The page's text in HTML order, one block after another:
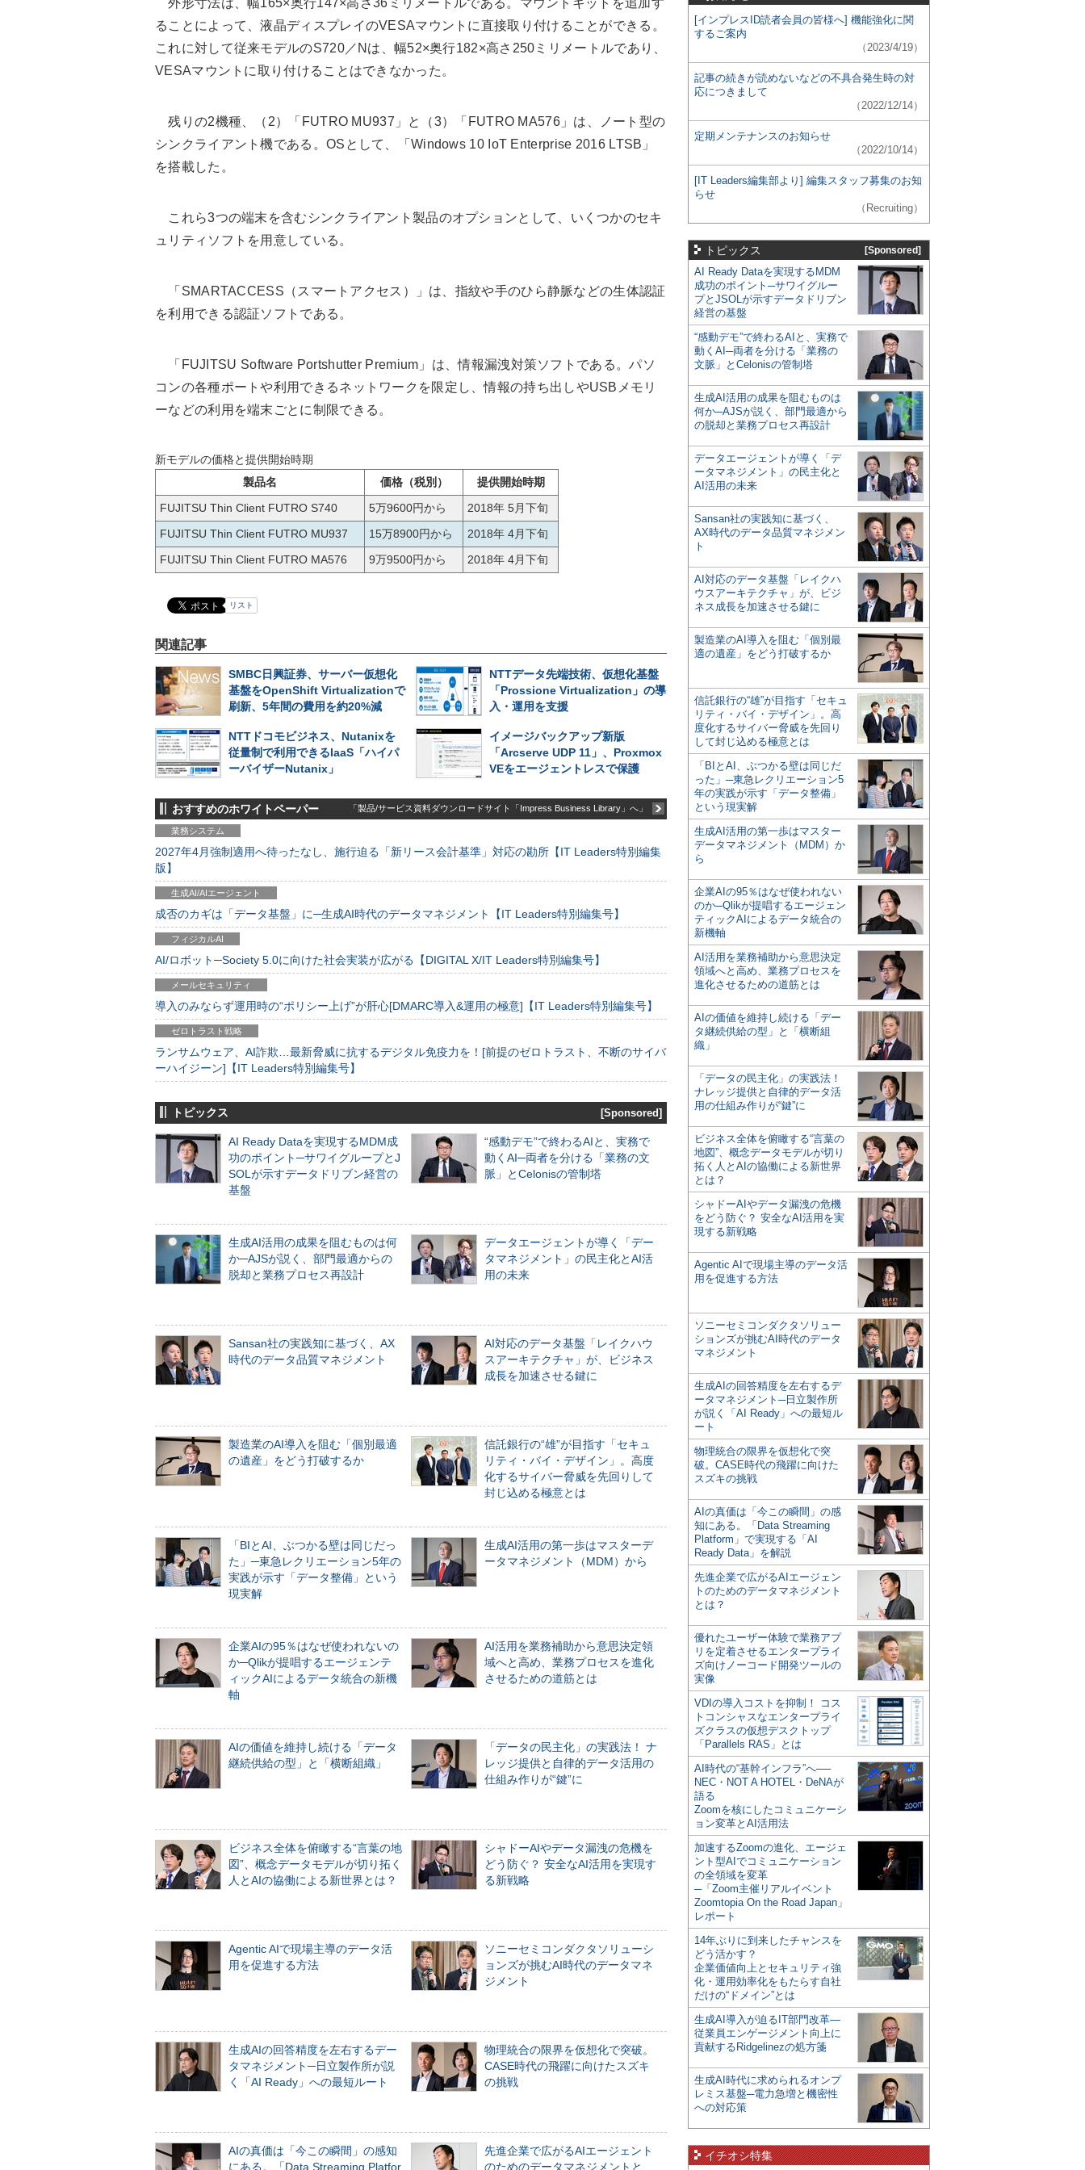
外形寸法は、幅165×奥行147×高さ36ミリメートルである。マウントキットを追加す
ることによって、液晶ディスプレイのVESAマウントに直接取り付けることができる。
これに対して従来モデルのS720／Nは、幅52×奥行182×高さ250ミリメートルであり、
VESAマウントに取り付けることはできなかった。
残りの2機種、（2）「FUTRO MU937」と（3）「FUTRO MA576」は、ノート型の
シンクライアント機である。OSとして、「Windows 10 IoT Enterprise 2016 LTSB」
を搭載した。
これら3つの端末を含むシンクライアント製品のオプションとして、いくつかのセキ
ュリティソフトを用意している。
「SMARTACCESS（スマートアクセス）」は、指紋や手のひら静脈などの生体認証
を利用できる認証ソフトである。
「FUJITSU Software Portshutter Premium」は、情報漏洩対策ソフトである。パソ
コンの各種ポートや利用できるネットワークを限定し、情報の持ち出しやUSBメモリ
ーなどの利用を端末ごとに制限できる。
新モデルの価格と提供開始時期
製品名
価格（税別）
提供開始時期
FUJITSU Thin Client FUTRO S740
5万9600円から
2018年 5月下旬
FUJITSU Thin Client FUTRO MU937
15万8900円から
2018年 4月下旬
FUJITSU Thin Client FUTRO MA576
9万9500円から 2018年 4月下旬
リスト
関連記事
SMBC日興証券、サーバー仮想化
基盤をOpenShift Virtualizationで
刷新、5年間の費用を約20%減
NTTデータ先端技術、仮想化基盤
「Prossione Virtualization」の導
入・運用を支援
NTTドコモビジネス、Nutanixを
従量制で利用できるIaaS「ハイパ
ーバイザーNutanix」
イメージバックアップ新版
「Arcserve UDP 11」、Proxmox
VEをエージェントレスで保護
おすすめのホワイトペーパー 「製品/サービス資料ダウンロードサイト「Impress Business Library」へ」
業務システム
2027年4月強制適用へ待ったなし、施行迫る「新リース会計基準」対応の勘所【IT Leaders特別編集
版】
生成AI/AIエージェント
成否のカギは「データ基盤」に─生成AI時代のデータマネジメント【IT Leaders特別編集号】
フィジカルAI
AI/ロボット─Society 5.0に向けた社会実装が広がる【DIGITAL X/IT Leaders特別編集号】
メールセキュリティ
導入のみならず運用時の“ポリシー上げ”が肝心[DMARC導入&運用の極意]【IT Leaders特別編集号】
ゼロトラスト戦略
ランサムウェア、AI詐欺…最新脅威に抗するデジタル免疫力を！[前提のゼロトラスト、不断のサイバ
ーハイジーン]【IT Leaders特別編集号】
トピックス [Sponsored]
AI Ready Dataを実現するMDM成
功のポイント─サワイグループとJ
SOLが示すデータドリブン経営の
基盤
“感動デモ”で終わるAIと、実務で
動くAI─両者を分ける「業務の文
脈」とCelonisの管制塔
生成AI活用の成果を阻むものは何
か─AJSが説く、部門最適からの
脱却と業務プロセス再設計
データエージェントが導く「デー
タマネジメント」の民主化とAI活
用の未来
Sansan社の実践知に基づく、AX
時代のデータ品質マネジメント
AI対応のデータ基盤「レイクハウ
スアーキテクチャ」が、ビジネス
成長を加速させる鍵に
製造業のAI導入を阻む「個別最適
の遺産」をどう打破するか
信託銀行の“雄”が目指す「セキュ
リティ・バイ・デザイン」。高度
化するサイバー脅威を先回りして
封じ込める極意とは
「BIとAI、ぶつかる壁は同じだっ
た」─東急レクリエーション5年の
実践が示す「データ整備」という
現実解
生成AI活用の第一歩はマスターデ
ータマネジメント（MDM）から
企業AIの95％はなぜ使われないの
か─Qlikが提唱するエージェンテ
ィックAIによるデータ統合の新機
軸
AI活用を業務補助から意思決定領
域へと高め、業務プロセスを進化
させるための道筋とは
AIの価値を維持し続ける「データ
継続供給の型」と「横断組織」
「データの民主化」の実践法！ ナ
レッジ提供と自律的データ活用の
仕組み作りが“鍵”に
ビジネス全体を俯瞰する“言葉の地
図”、概念データモデルが切り拓く
人とAIの協働による新世界とは？
シャドーAIやデータ漏洩の危機を
どう防ぐ？ 安全なAI活用を実現す
る新戦略
Agentic AIで現場主導のデータ活
用を促進する方法
ソニーセミコンダクタソリューシ
ョンズが挑むAI時代のデータマネ
ジメント
生成AIの回答精度を左右するデー
タマネジメント─日立製作所が説
く「AI Ready」への最短ルート
物理統合の限界を仮想化で突破。
CASE時代の飛躍に向けたスズキ
の挑戦
AIの真価は「今この瞬間」の感知
にある。「Data Streaming Platfor
先進企業で広がるAIエージェント
のためのデータマネジメントと
[インプレスID読者会員の皆様へ] 機能強化に関
するご案内
（2023/4/19）
記事の続きが読めないなどの不具合発生時の対
応につきまして
（2022/12/14）
定期メンテナンスのお知らせ
（2022/10/14）
[IT Leaders編集部より] 編集スタッフ募集のお知
らせ
（Recruiting）
トピックス [Sponsored]
AI Ready Dataを実現するMDM
成功のポイント─サワイグルー
プとJSOLが示すデータドリブン
経営の基盤
“感動デモ”で終わるAIと、実務で
動くAI─両者を分ける「業務の
文脈」とCelonisの管制塔
生成AI活用の成果を阻むものは
何か─AJSが説く、部門最適から
の脱却と業務プロセス再設計
データエージェントが導く「デ
ータマネジメント」の民主化と
AI活用の未来
Sansan社の実践知に基づく、
AX時代のデータ品質マネジメン
ト
AI対応のデータ基盤「レイクハ
ウスアーキテクチャ」が、ビジ
ネス成長を加速させる鍵に
製造業のAI導入を阻む「個別最
適の遺産」をどう打破するか
信託銀行の“雄”が目指す「セキュ
リティ・バイ・デザイン」。高
度化するサイバー脅威を先回り
して封じ込める極意とは
「BIとAI、ぶつかる壁は同じだ
った」─東急レクリエーション5
年の実践が示す「データ整備」
という現実解
生成AI活用の第一歩はマスター
データマネジメント（MDM）か
ら
企業AIの95％はなぜ使われない
のか─Qlikが提唱するエージェン
ティックAIによるデータ統合の
新機軸
AI活用を業務補助から意思決定
領域へと高め、業務プロセスを
進化させるための道筋とは
AIの価値を維持し続ける「デー
タ継続供給の型」と「横断組
織」
「データの民主化」の実践法！
ナレッジ提供と自律的データ活
用の仕組み作りが“鍵”に
ビジネス全体を俯瞰する“言葉の
地図”、概念データモデルが切り
拓く人とAIの協働による新世界
とは？
シャドーAIやデータ漏洩の危機
をどう防ぐ？ 安全なAI活用を実
現する新戦略
Agentic AIで現場主導のデータ活
用を促進する方法
ソニーセミコンダクタソリュー
ションズが挑むAI時代のデータ
マネジメント
生成AIの回答精度を左右するデ
ータマネジメント─日立製作所
が説く「AI Ready」への最短ル
ート
物理統合の限界を仮想化で突
破。CASE時代の飛躍に向けた
スズキの挑戦
AIの真価は「今この瞬間」の感
知にある。「Data Streaming
Platform」で実現する「AI
Ready Data」を解説
先進企業で広がるAIエージェン
トのためのデータマネジメント
とは？
優れたユーザー体験で業務アプ
リを定着させるエンタープライ
ズ向けノーコード開発ツールの
実像
VDIの導入コストを抑制！ コス
トコンシャスなエンタープライ
ズクラスの仮想デスクトップ
「Parallels RAS」とは
AI時代の“基幹インフラ”へ──
NEC・NOT A HOTEL・DeNAが
語る
Zoomを核にしたコミュニケーシ
ョン変革とAI活用法
加速するZoomの進化、エージェ
ント型AIでコミュニケーション
の全領域を変革
─「Zoom主催リアルイベント
Zoomtopia On the Road Japan」
レポート
14年ぶりに到来したチャンスを
どう活かす？
企業価値向上とセキュリティ強
化・運用効率化をもたらす自社
だけの“ドメイン”とは
生成AI導入が迫るIT部門改革―
従業員エンゲージメント向上に
貢献するRidgelinezの処方箋
生成AI時代に求められるオンプ
レミス基盤─電力急増と機密性
への対応策
イチオシ特集